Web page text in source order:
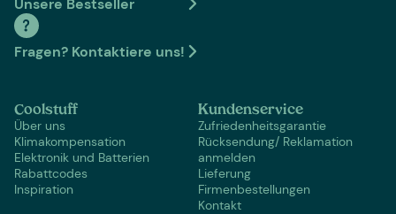
Unsere Bestseller
Fragen? Kontaktiere uns!
Coolstuff
Über uns
Klimakompensation
Elektronik und Batterien
Rabattcodes
Inspiration
Kundenservice
Zufriedenheitsgarantie
Rücksendung/ Reklamation
anmelden
Lieferung
Firmenbestellungen
Kontakt